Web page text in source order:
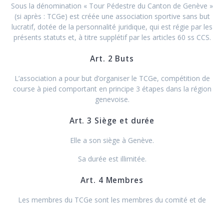
Sous la dénomination « Tour Pédestre du Canton de Genève »
(si après : TCGe) est créée une association sportive sans but
lucratif, dotée de la personnalité juridique, qui est régie par les
présents statuts et, à titre supplétif par les articles 60 ss CCS.
Art. 2 Buts
L’association a pour but d’organiser le TCGe, compétition de
course à pied comportant en principe 3 étapes dans la région
genevoise.
Art. 3 Siège et durée
Elle a son siège à Genève.
Sa durée est illimitée.
Art. 4 Membres
Les membres du TCGe sont les membres du comité et de